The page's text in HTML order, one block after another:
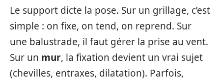
Le support dicte la pose. Sur un grillage, c’est
simple : on fixe, on tend, on reprend. Sur
une balustrade, il faut gérer la prise au vent.
Sur un mur, la fixation devient un vrai sujet
(chevilles, entraxes, dilatation). Parfois,